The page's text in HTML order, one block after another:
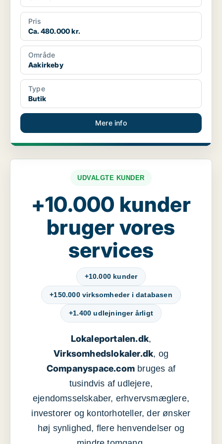
Pris
Ca. 480.000 kr.
Område
Aakirkeby
Type
Butik
Mere info
UDVALGTE KUNDER
+10.000 kunder
bruger vores
services
+10.000 kunder
+150.000 virksomheder i databasen
+1.400 udlejninger årligt
Lokaleportalen.dk,
Virksomhedslokaler.dk, og
Companyspace.com bruges af
tusindvis af udlejere,
ejendomsselskaber, erhvervsmæglere,
investorer og kontorhoteller, der ønsker
høj synlighed, flere henvendelser og